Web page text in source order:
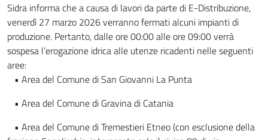
Sidra informa che a causa di lavori da parte di E-Distribuzione,
venerdì 27 marzo 2026 verranno fermati alcuni impianti di
produzione. Pertanto, dalle ore 00:00 alle ore 09:00 verrà
sospesa l’erogazione idrica alle utenze ricadenti nelle seguenti
aree:
• Area del Comune di San Giovanni La Punta
• Area del Comune di Gravina di Catania
• Area del Comune di Tremestieri Etneo (con esclusione della